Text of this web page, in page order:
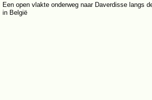
Een open vlakte onderweg naar Daverdisse langs
in België